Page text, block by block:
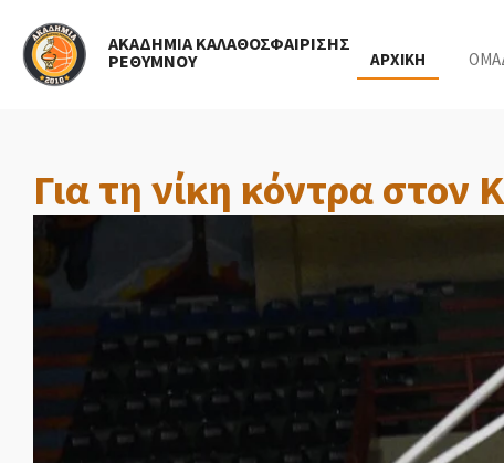
Skip
to
main
ΑΚΑΔΗΜΙΑ ΚΑΛΑΘΟΣΦΑΙΡΙΣΗΣ
ΡΕΘΥΜΝΟΥ
ΑΡΧΙΚΗ
Για τη νίκη κόντρα στον